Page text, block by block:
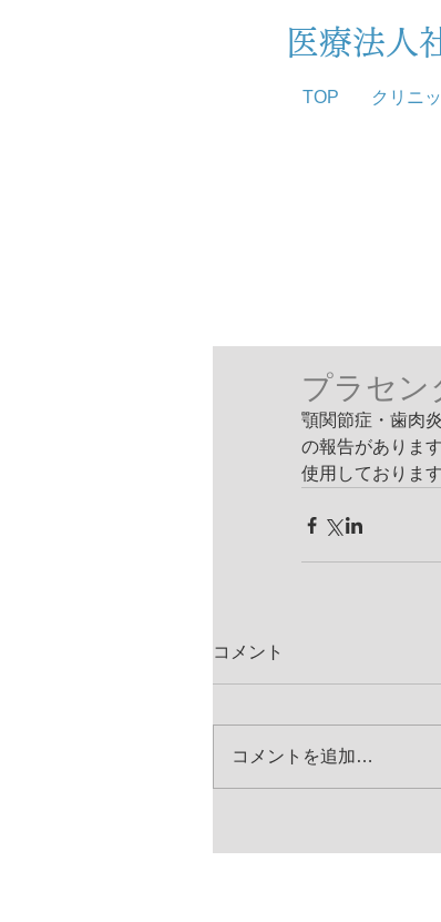
医療法
TOP クリニ
プラセ
顎関節症・歯肉
の報告がありま
使用しております
コメント
コメントを追加…